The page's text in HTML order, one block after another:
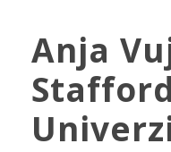
Anja